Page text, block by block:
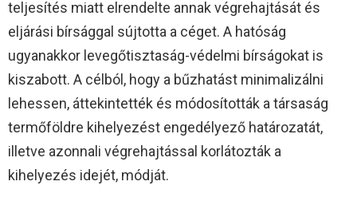
teljesítés miatt elrendelte annak végrehajtását és
eljárási bírsággal sújtotta a céget. A hatóság
ugyanakkor levegőtisztaság-védelmi bírságokat is
kiszabott. A célból, hogy a bűzhatást minimalizálni
lehessen, áttekintették és módosították a társaság
termőföldre kihelyezést engedélyező határozatát,
illetve azonnali végrehajtással korlátozták a
kihelyezés idejét, módját.